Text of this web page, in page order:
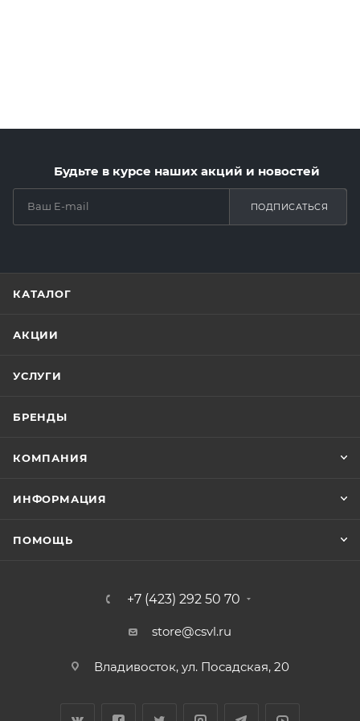
Будьте в курсе наших акций и новостей
ПОДПИСАТЬСЯ
КАТАЛОГ
АКЦИИ
УСЛУГИ
БРЕНДЫ
КОМПАНИЯ
ИНФОРМАЦИЯ
ПОМОЩЬ
+7 (423) 292 50 70
store@csvl.ru
Владивосток, ул. Посадская, 20